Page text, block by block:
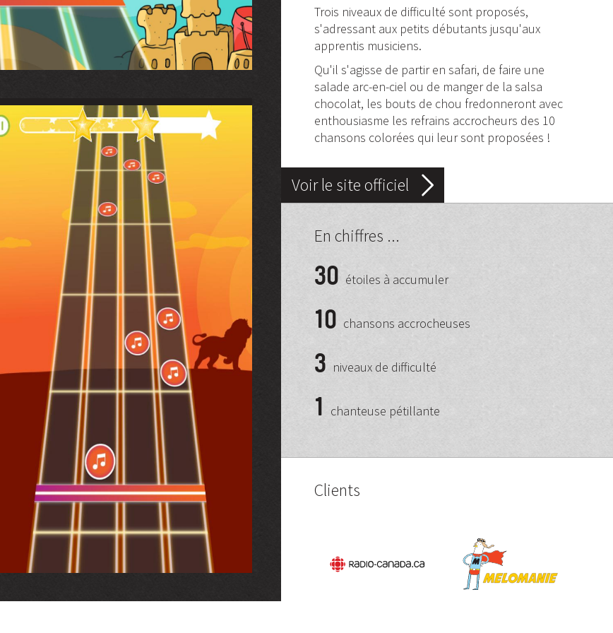
Trois niveaux de difficulté sont proposés,
s'adressant aux petits débutants jusqu'aux
apprentis musiciens.
Qu'il s'agisse de partir en safari, de faire une
salade arc-en-ciel ou de manger de la salsa
chocolat, les bouts de chou fredonneront avec
enthousiasme les refrains accrocheurs des 10
chansons colorées qui leur sont proposées !
Voir le site officiel
En chiffres ...
30 étoiles à accumuler
10 chansons accrocheuses
3 niveaux de difficulté
1 chanteuse pétillante
Clients